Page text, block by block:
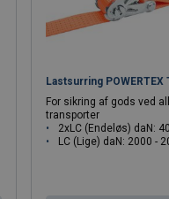
Lastsurring POWERTEX
For sikring af gods ved
transporter
2xLC (Endeløs) daN:
LC (Lige) daN: 2000 -